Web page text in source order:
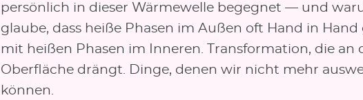
persönlich in dieser Wärmewelle begegnet — und
glaube, dass heiße Phasen im Außen oft Hand in Hand
mit heißen Phasen im Inneren. Transformation, die an
Oberfläche drängt. Dinge, denen wir nicht mehr
können.